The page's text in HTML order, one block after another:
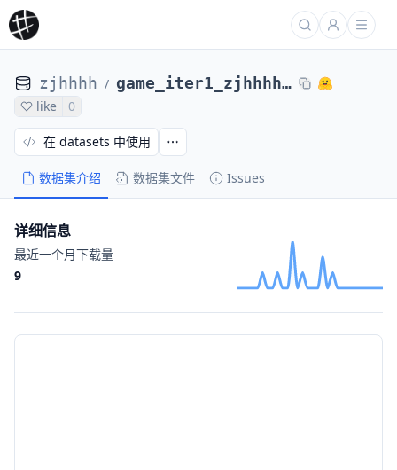
zjhhhh / game_iter1_zjhhhh__qwen2.5_3B_Instruct_multi_gap_seed_555134_beta_1_eta_1e4_step_201
like 0
数据集介绍 数据集文件 Issues
在 datasets 中使用
详细信息
最近一个月下载量
9